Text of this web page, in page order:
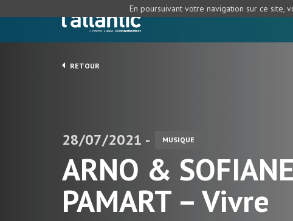
RETOUR
28/07/2021 - MUSIQUE
ARNO & SOFIANE
PAMART – Vivre
En poursuivant votre navigation sur ce site,